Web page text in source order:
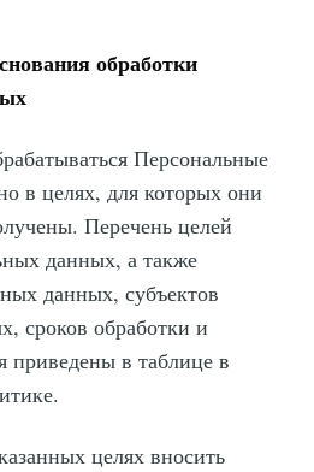
обработки
Персональные
в целях, для которых они
Перечень целей
данных, а также
данных, субъектов
сроков обработки и
приведены в таблице в
целях вносить